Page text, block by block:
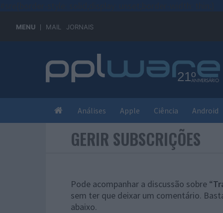
MENU MAIL JORNAIS
Análises Apple Ciência Android
GERIR SUBSCRIÇÕES
Pode acompanhar a discussão sobre “
sem ter que deixar um comentário.
abaixo.